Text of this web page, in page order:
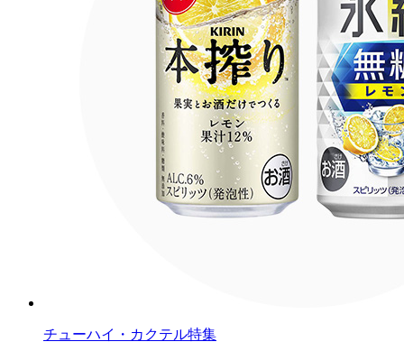
チューハイ・カクテル特集